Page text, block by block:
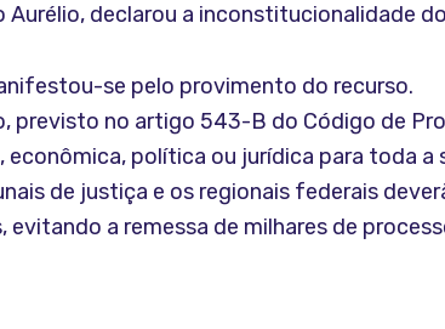
declarou a inconstitucionalidade
se pelo provimento do recurso.
previsto no artigo 543-B do Código de
política ou jurídica para toda
de justiça e os regionais federais
a remessa de milhares de